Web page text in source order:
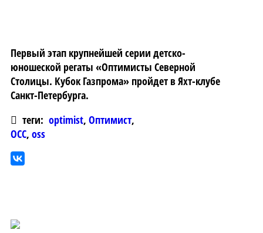
Первый этап крупнейшей серии детско-
юношеской регаты «Оптимисты Северной
Столицы. Кубок Газпрома» пройдет в Яхт-клубе
Санкт-Петербурга.
теги: optimist, Оптимист,
ОСС, oss